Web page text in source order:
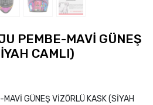
PEMBE-MAVİ GÜNEŞ
CAMLI)
GÜNEŞ VİZÖRLÜ KASK (SİYAH